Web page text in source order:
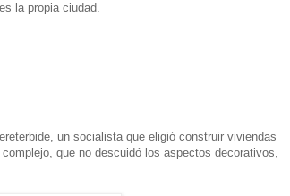
la propia ciudad.
un socialista que eligió construir viviendas
que no descuidó los aspectos decorativos,